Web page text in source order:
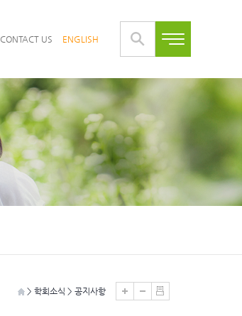
CONTACT US ENGLISH
> 학회소식 > 공지사항